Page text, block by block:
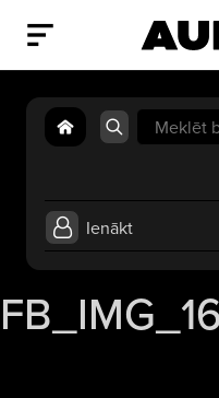
Search
for:
Ienākt